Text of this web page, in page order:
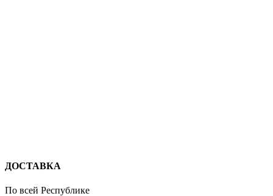
ДОСТАВКА
По всей Республике